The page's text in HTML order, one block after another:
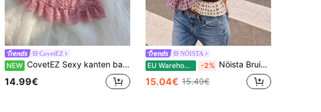
CovetEZ
NEW CovetEZ Sexy kanten bandeau crop top met visgraatmotief, nauwsluitende pasvorm
14.99€
NÖISTA
EU Warehouse -2% Nöista Bruine geruite boho chic top met één schouder en ruches voor dames, zomerse top met gemengde prints, asymmetrische halslijn en gelaagde ruches voor vakantie, date night en feestjes
15.04€ 15.49€